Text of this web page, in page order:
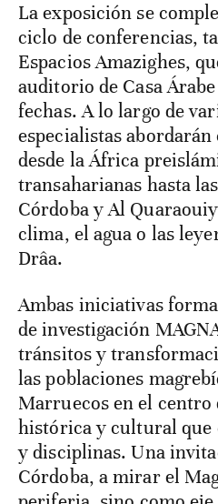
La exposición se
ciclo de conferencias,
Espacios Amazighes,
auditorio de Casa
fechas. A lo largo de
especialistas
desde la África
transaharianas hasta
Córdoba y Al
clima, el agua o las
Drâa.
Ambas iniciativas
de investigación
tránsitos y
las poblaciones
Marruecos en el
histórica y cultural que
y disciplinas. Una
Córdoba, a mirar el